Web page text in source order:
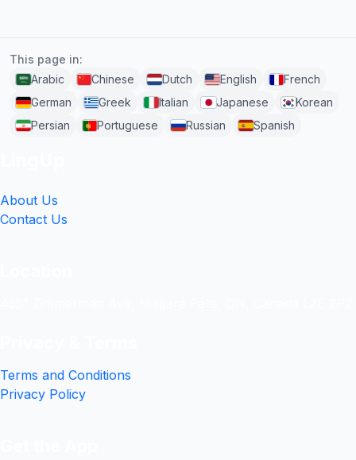
This page in:
Arabic
Chinese Dutch English
French
German
Greek Italian Japanese
Korean
Persian
Portuguese Russian Spanish
About Us
Contact Us
Terms and Conditions
Privacy Policy